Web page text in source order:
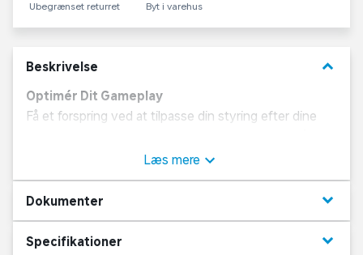
Ubegrænset returret Byt i varehus
Beskrivelse keyboard_arrow_down
Optimér Dit Gameplay
Få et forspring ved at tilpasse din styring efter dine
er klar til at møde udfordringen i alt fra professionelle
turneringer til episke singleplayer-spil.
Styring, der i den grad kan tilpasses
Tilpassede indstillinger gør den trådløse DualSense
Læs mere
Dokumenter keyboard_arrow_down
Specifikationer keyboard_arrow_down